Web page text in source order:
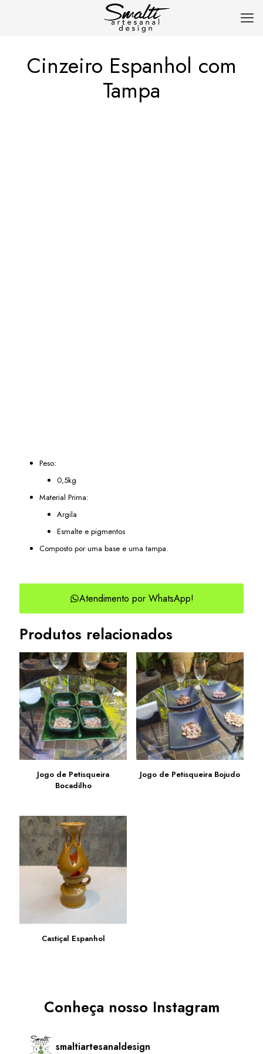
Cinzeiro Espanhol com
Tampa
Peso:
0,5kg
Material Prima:
Argila
Esmalte e pigmentos
Composto por uma base e uma tampa.
Atendimento por WhatsApp!
Produtos relacionados
Jogo de Petisqueira
Bocadilho
Jogo de Petisqueira Bojudo
Castiçal Espanhol
Conheça nosso Instagram
smaltiartesanaldesign